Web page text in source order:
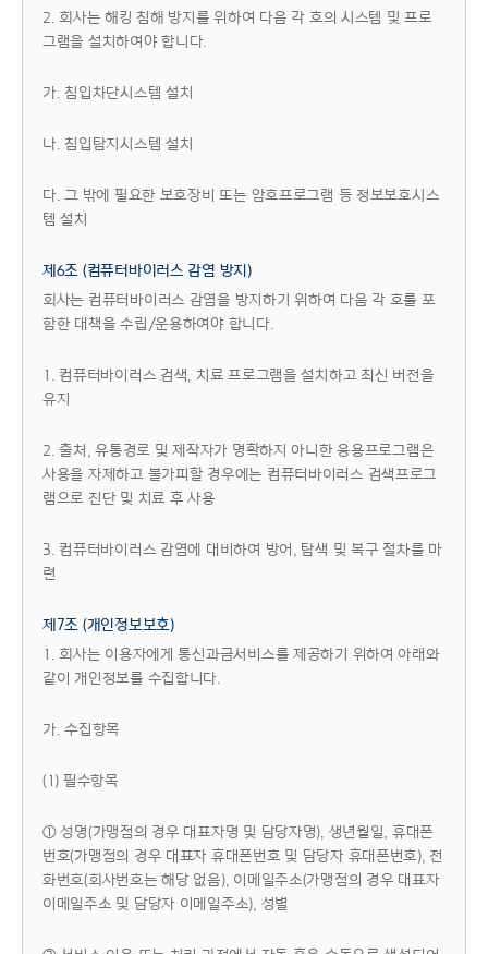
2. 회사는 해킹 침해 방지를 위하여 다음 각 호의 시스템 및 프로
그램을 설치하여야 합니다.
가. 침입차단시스템 설치
나. 침입탐지시스템 설치
다. 그 밖에 필요한 보호장비 또는 암호프로그램 등 정보보호시스
템 설치
제6조 (컴퓨터바이러스 감염 방지)
회사는 컴퓨터바이러스 감염을 방지하기 위하여 다음 각 호를 포
함한 대책을 수립/운용하여야 합니다.
1. 컴퓨터바이러스 검색, 치료 프로그램을 설치하고 최신 버전을
유지
2. 출처, 유통경로 및 제작자가 명확하지 아니한 응용프로그램은
사용을 자제하고 불가피할 경우에는 컴퓨터바이러스 검색프로그
램으로 진단 및 치료 후 사용
3. 컴퓨터바이러스 감염에 대비하여 방어, 탐색 및 복구 절차를 마
련
제7조 (개인정보보호)
1. 회사는 이용자에게 통신과금서비스를 제공하기 위하여 아래와
같이 개인정보를 수집합니다.
가. 수집항목
(1) 필수항목
① 성명(가맹점의 경우 대표자명 및 담당자명), 생년월일, 휴대폰
번호(가맹점의 경우 대표자 휴대폰번호 및 담당자 휴대폰번호), 전
화번호(회사번호는 해당 없음), 이메일주소(가맹점의 경우 대표자
이메일주소 및 담당자 이메일주소), 성별